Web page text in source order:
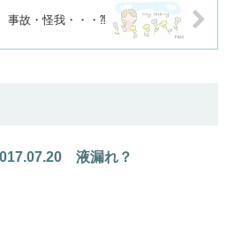
事故・怪我・・・⁈
液漏れ？